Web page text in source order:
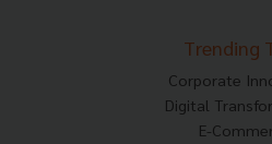
Trending
Corporate
Digital
E-